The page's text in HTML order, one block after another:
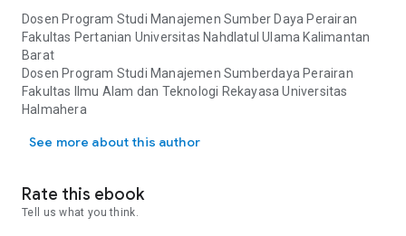
Dosen Program Studi Manajemen Sumber Daya Perairan
Fakultas Pertanian Universitas Nahdlatul Ulama Kalimantan
Barat
Dosen Program Studi Manajemen Sumberdaya Perairan
Fakultas Ilmu Alam dan Teknologi Rekayasa Universitas
Halmahera
Badan Riset dan Inovasi Nasional (BRIN)
Dosen Program Studi Pemanfaatan SumberDaya Perairan
Akademi Perikanan Kamasan Biak
See more about this author
Rate this ebook
Tell us what you think.